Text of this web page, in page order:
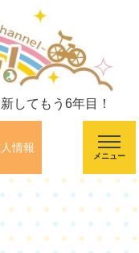
してもう6年目！
情報
メニュー